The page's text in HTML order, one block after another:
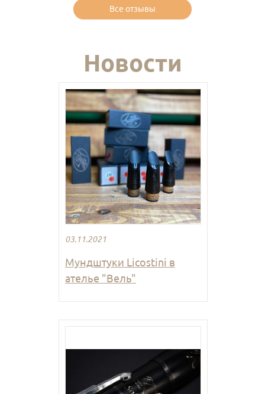
Все отзывы
Новости
03.11.2021
Мундштуки Licostini в
ателье "Вель"